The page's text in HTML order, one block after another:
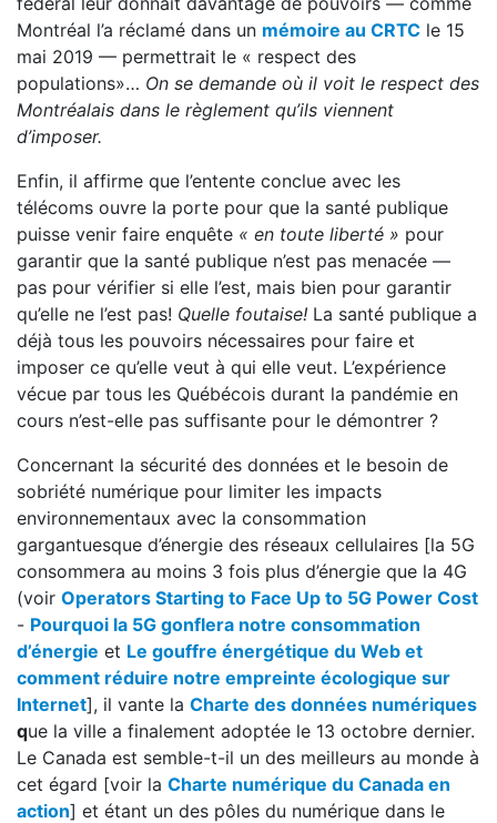
Montréal l’a réclamé dans un mémoire au CRTC le 15
mai 2019 — permettrait le « respect des
populations»… On se demande où il voit le respect des
Montréalais dans le règlement qu’ils viennent
d’imposer.
Enfin, il affirme que l’entente conclue avec les
télécoms ouvre la porte pour que la santé publique
puisse venir faire enquête « en toute liberté » pour
garantir que la santé publique n’est pas menacée —
pas pour vérifier si elle l’est, mais bien pour garantir
qu’elle ne l’est pas! Quelle foutaise! La santé publique a
déjà tous les pouvoirs nécessaires pour faire et
imposer ce qu’elle veut à qui elle veut. L’expérience
vécue par tous les Québécois durant la pandémie en
cours n’est-elle pas suffisante pour le démontrer ?
Concernant la sécurité des données et le besoin de
sobriété numérique pour limiter les impacts
environnementaux avec la consommation
gargantuesque d’énergie des réseaux cellulaires [la 5G
consommera au moins 3 fois plus d’énergie que la 4G
(voir Operators Starting to Face Up to 5G Power Cost
- Pourquoi la 5G gonflera notre consommation
d’énergie et Le gouffre énergétique du Web et
comment réduire notre empreinte écologique sur
Internet], il vante la Charte des données numériques
que la ville a finalement adoptée le 13 octobre dernier.
Le Canada est semble-t-il un des meilleurs au monde à
cet égard [voir la Charte numérique du Canada en
action] et étant un des pôles du numérique dans le